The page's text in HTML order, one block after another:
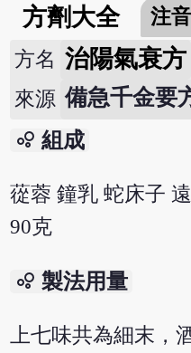
方劑大全 注音
方名 治陽氣衰方
來源 備急千金要
bubble_chart 組成
蓯蓉 鐘乳 蛇床子
90克
bubble_chart 製法用量
上七味共為細末，